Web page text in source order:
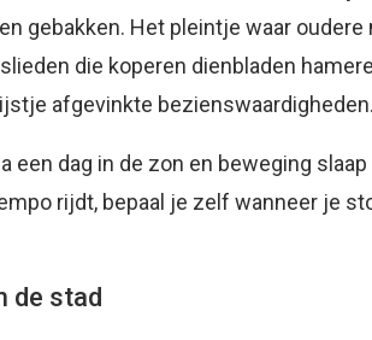
gebakken. Het pleintje waar
die koperen dienbladen
afgevinkte bezienswaardigheden.
een dag in de zon en beweging
rijdt, bepaal je zelf wanneer je
de stad